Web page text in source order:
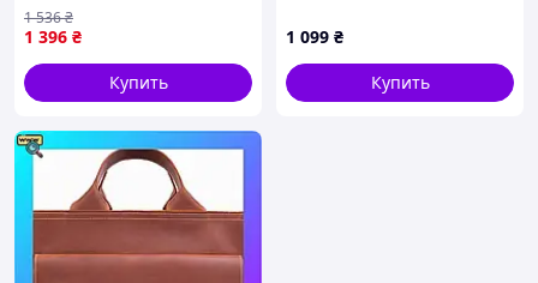
офисная для работы
мужская DC
1 396 ₴
1 536₴
Купить
1 099 ₴
Купить